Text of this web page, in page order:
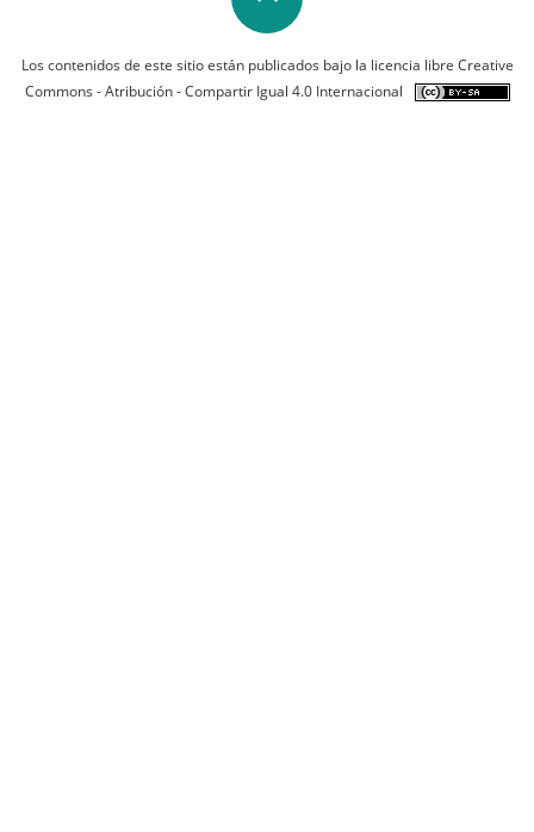
Los contenidos de este sitio están publicados bajo la licencia libre Creative
Commons - Atribución - Compartir Igual 4.0 Internacional